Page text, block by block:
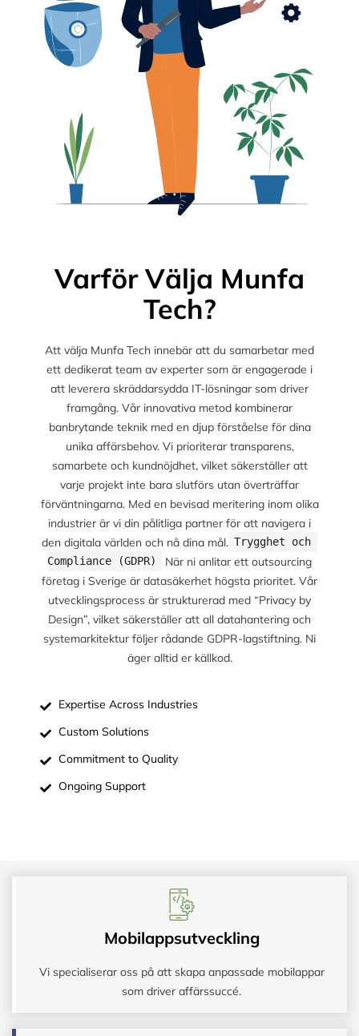
Varför Välja Munfa
Tech?
Att välja Munfa Tech innebär att du samarbetar med
ett dedikerat team av experter som är engagerade i
att leverera skräddarsydda IT-lösningar som driver
framgång. Vår innovativa metod kombinerar
banbrytande teknik med en djup förståelse för dina
unika affärsbehov. Vi prioriterar transparens,
samarbete och kundnöjdhet, vilket säkerställer att
varje projekt inte bara slutförs utan överträffar
förväntningarna. Med en bevisad meritering inom olika
industrier är vi din pålitliga partner för att navigera i
den digitala världen och nå dina mål. Trygghet och
Compliance (GDPR)
När ni anlitar ett outsourcing
företag i Sverige är datasäkerhet högsta prioritet. Vår
utvecklingsprocess är strukturerad med “Privacy by
Design”, vilket säkerställer att all datahantering och
systemarkitektur följer rådande GDPR-lagstiftning. Ni
äger alltid er källkod.
Expertise Across Industries
Custom Solutions
Commitment to Quality
Ongoing Support
Mobilappsutveckling
Vi specialiserar oss på att skapa anpassade mobilappar
som driver affärssuccé.